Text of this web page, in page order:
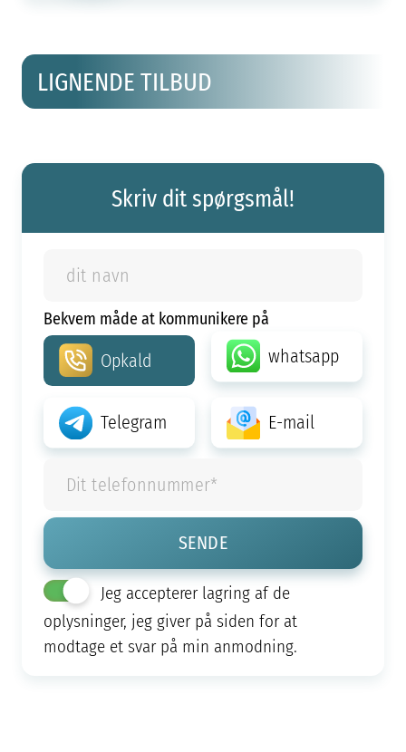
LIGNENDE TILBUD
Skriv dit spørgsmål!
Bekvem måde at kommunikere på
Opkald whatsapp
Telegram E-mail
Jeg accepterer lagring af de
oplysninger, jeg giver på siden for at
modtage et svar på min anmodning.